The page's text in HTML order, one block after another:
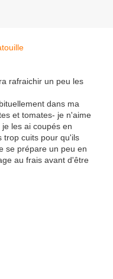
rafraichir un peu les
dans ma
et tomates- je n'aime
les ai coupés en
trop cuits pour qu'ils
se prépare un peu en
au frais avant d'être